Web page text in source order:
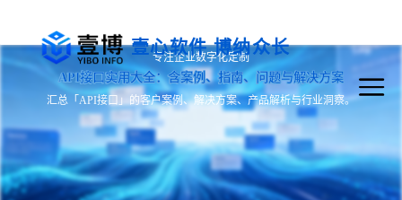
壹心软件 博纳众长
专注企业数字化定制
API接口实用大全：含案例、指南、问题与解决方案
汇总「API接口」的客户案例、解决方案、产品解析与行业洞察。